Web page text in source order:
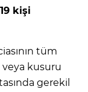
kişi
tüm
veya kusuru
gerekil